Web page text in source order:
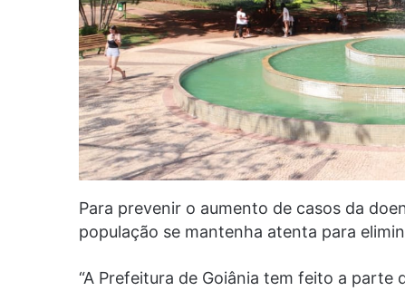
Para prevenir o aumento de casos da
população se mantenha atenta para
“A Prefeitura de Goiânia tem feito a